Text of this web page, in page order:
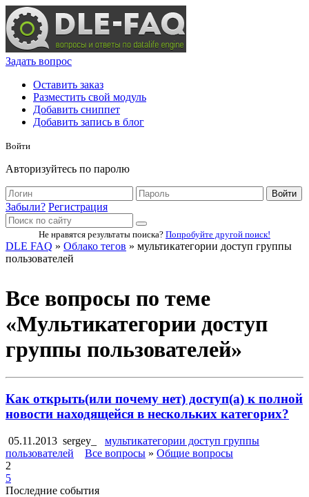
Задать вопрос
Оставить заказ
Разместить свой модуль
Добавить сниппет
Добавить запись в блог
Войти
Авторизуйтесь по паролю
Войти
Забыли? Регистрация
Не нравятся результаты поиска? Попробуйте другой поиск!
DLE FAQ » Облако тегов » мультикатегории доступ группы
пользователей
Все вопросы по теме
«Мультикатегории доступ
группы пользователей»
Как открыть(или почему нет) доступ(а) к полной
новости находящейся в нескольких категорих?
05.11.2013 sergey_
мультикатегории доступ группы
пользователей
Все вопросы » Общие вопросы
2
5
Последние события